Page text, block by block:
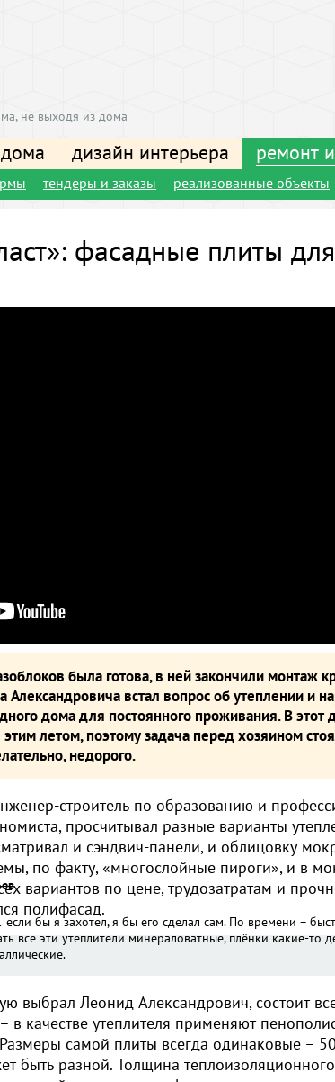
не выходя из дома
дизайн интерьера ремонт
тендеры и заказы реализованные объекты
фасадные плиты
была готова, в ней закончили монтаж
Александровича встал вопрос об утеплении и
дома для постоянного проживания. В этот
летом, поэтому задача перед хозяином
недорого.
строитель по образованию и
просчитывал разные варианты
и сэндвич-панели, и облицовку
по факту, «многослойные пироги», и в
вариантов по цене, трудозатратам и
полифасад.
бы я захотел, я бы его сделал сам. По времени –
все эти утеплители минераловатные, плёнки какие-то
выбрал Леонид Александрович, состоит
в качестве утеплителя применяют
самой плиты всегда одинаковые –
быть разной. Толщина